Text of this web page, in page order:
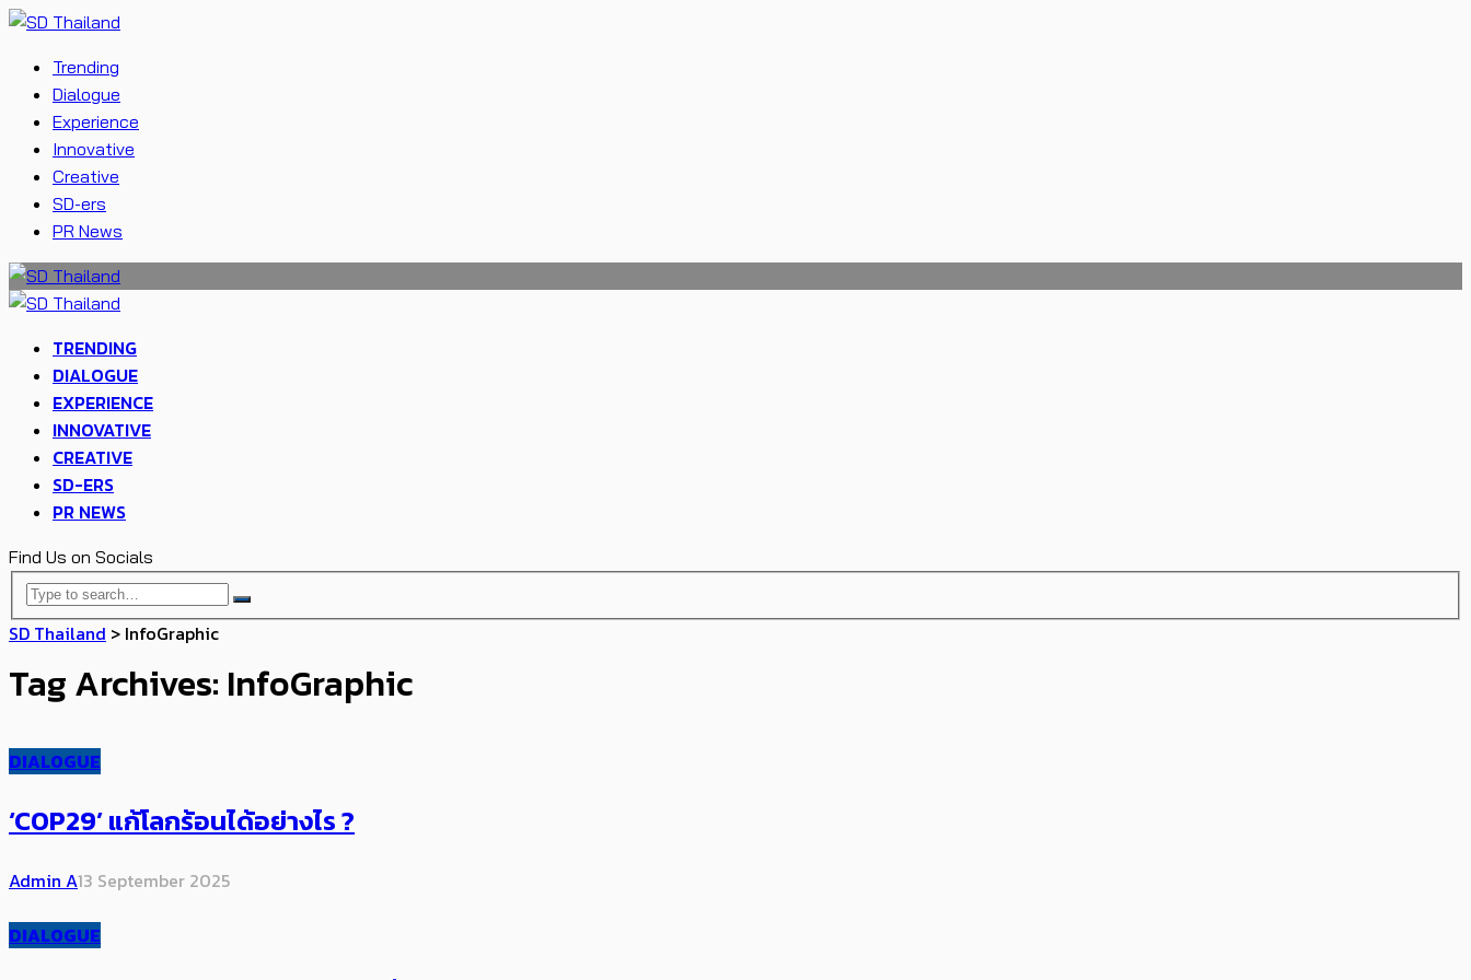
Trending
Dialogue
Experience
Innovative
Creative
SD-ers
PR News
TRENDING
DIALOGUE
EXPERIENCE
INNOVATIVE
CREATIVE
SD-ERS
PR NEWS
Find Us on Socials
SD Thailand > InfoGraphic
Tag Archives: InfoGraphic
DIALOGUE
‘COP29’ แก้โลกร้อนได้อย่างไร ?
Admin A13 September 2025
DIALOGUE